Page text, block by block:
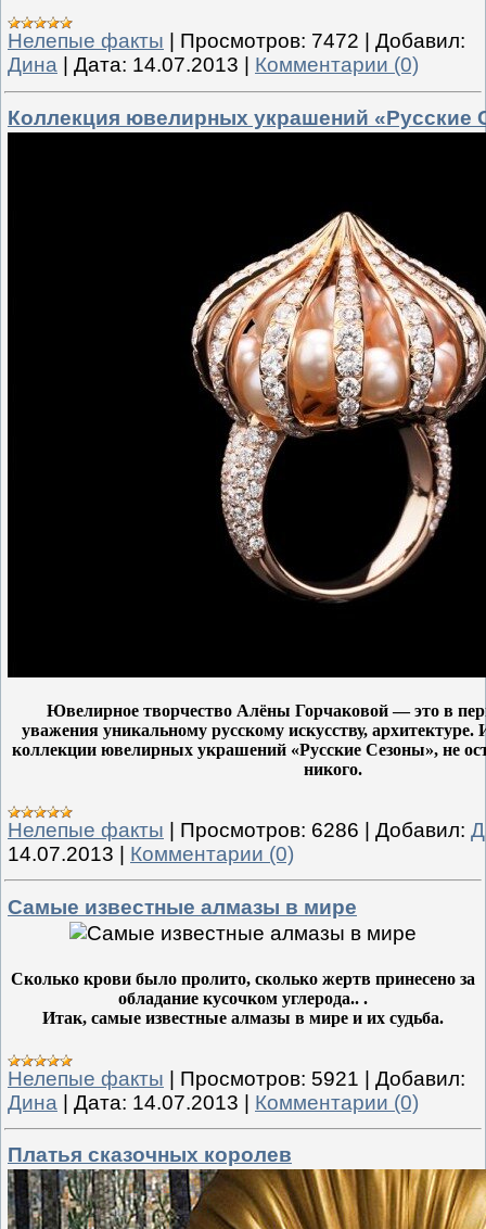
Нелепые факты Просмотров: 7472
Добавил:
Дина
Дата: 14.07.2013 Комментарии (0)
Коллекция ювелирных украшений «Русские
Ювелирное творчество Алёны Горчаковой — это в
уважения уникальному русскому искусству, архитектуре.
коллекции ювелирных украшений «Русские Сезоны», не
никого.
Нелепые факты Просмотров: 6286 Добавил:
14.07.2013
Комментарии (0)
Самые известные алмазы в мире
Сколько крови было пролито, сколько жертв принесено за
обладание кусочком углерода.. .
Итак, самые известные алмазы в мире и их судьба.
Нелепые факты | Просмотров: 5921 | Добавил:
Дина | Дата: 14.07.2013 | Комментарии (0)
Платья сказочных королев